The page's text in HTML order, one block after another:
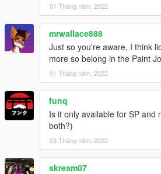
01 Tháng năm, 2022
mrwallace888
Just so you're aware, I think
more so belong in the Paint
01 Tháng năm, 2022
funq
Is it only available for SP and
both?)
03 Tháng năm, 2022
skream07